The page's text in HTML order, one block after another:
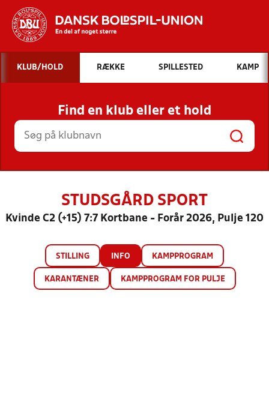
Hvad vil du søge efter?
INDHOLD OG NYHEDER
STILLINGER, RESULTATER, KLUBBER OG
HOLD
KLUB/HOLD RÆKKE SPILLESTED KAMP
Find en klub eller et hold
STUDSGÅRD SPORT
Kvinde C2 (+15) 7:7 Kortbane - Forår 2026, Pulje 120
STILLING INFO KAMPPROGRAM
KARANTÆNER KAMPPROGRAM FOR PULJE